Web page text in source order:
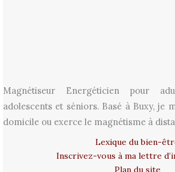
Magnétiseur Energéticien pour
adolescents et séniors. Basé à Buxy, je
domicile ou exerce le magnétisme à
Lexique du bien-
Inscrivez-vous à ma lettre
Plan du site